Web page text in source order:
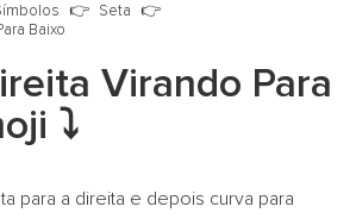
Seta
Baixo
Virando Para
⤵️
para a direita e depois curva para